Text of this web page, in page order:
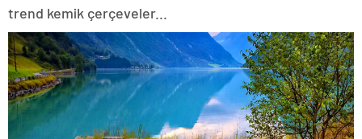
trend kemik çerçeveler...